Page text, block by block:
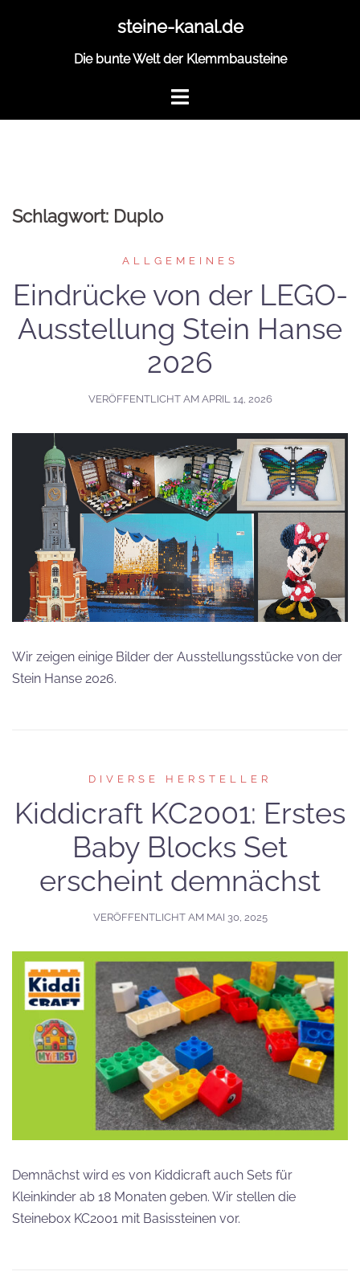
steine-kanal.de
Die bunte Welt der Klemmbausteine
Schlagwort: Duplo
ALLGEMEINES
Eindrücke von der LEGO-
Ausstellung Stein Hanse
2026
VERÖFFENTLICHT AM APRIL 14, 2026
Wir zeigen einige Bilder der Ausstellungsstücke von der
Stein Hanse 2026.
DIVERSE HERSTELLER
Kiddicraft KC2001: Erstes
Baby Blocks Set
erscheint demnächst
VERÖFFENTLICHT AM MAI 30, 2025
Demnächst wird es von Kiddicraft auch Sets für
Kleinkinder ab 18 Monaten geben. Wir stellen die
Steinebox KC2001 mit Basissteinen vor.